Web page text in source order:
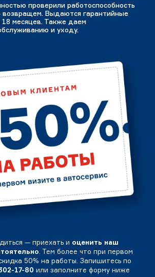
проверили работоспособность
возвращем. Выдаются гарантийные
месяцев. Также даем
и уходу.
— приехать и оценить наш
. Тем более что при первом
50% на работы. Запишитесь по
17-80 или заполните форму ниже